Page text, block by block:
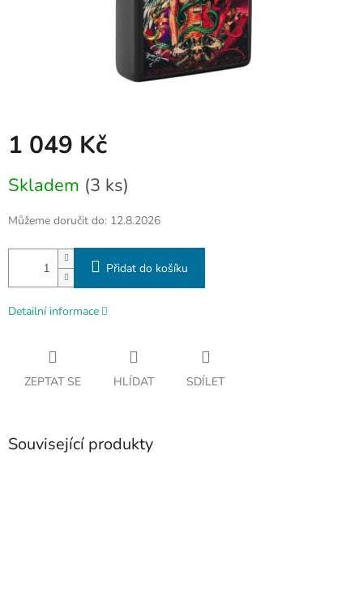
1 049 Kč
cena:
Skladem (3 ks)
Můžeme doručit do: 12.8.2026
Přidat do košíku
Detailní informace
ZEPTAT SE HLÍDAT SDÍLET
Související produkty